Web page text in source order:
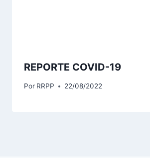
REPORTE COVID-19
Por RRPP 22/08/2022